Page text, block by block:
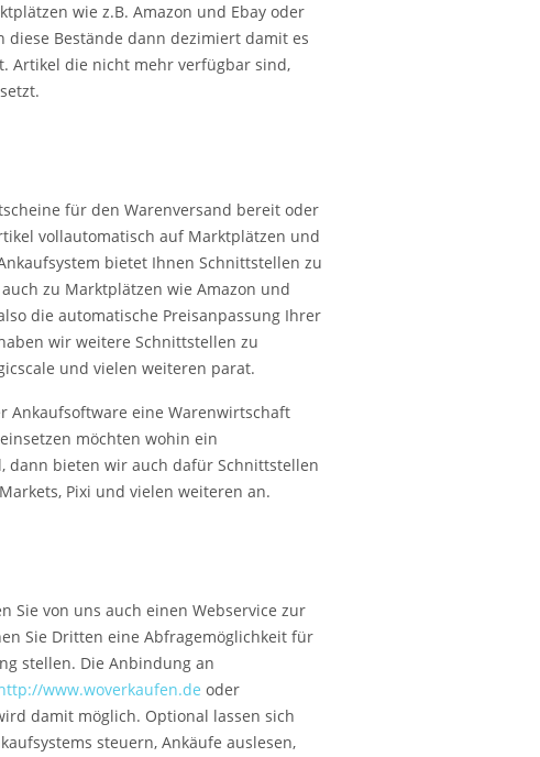
wie z.B. Amazon und Ebay oder
Bestände dann dezimiert damit es
Artikel die nicht mehr verfügbar sind,
für den Warenversand bereit oder
vollautomatisch auf Marktplätzen und
bietet Ihnen Schnittstellen zu
zu Marktplätzen wie Amazon und
die automatische Preisanpassung Ihrer
wir weitere Schnittstellen zu
und vielen weiteren parat.
Ankaufsoftware eine Warenwirtschaft
möchten wohin ein
dann bieten wir auch dafür Schnittstellen
Pixi und vielen weiteren an.
Sie von uns auch einen Webservice zur
Sie Dritten eine Abfragemöglichkeit für
stellen. Die Anbindung an
www.woverkaufen.de oder
damit möglich. Optional lassen sich
steuern, Ankäufe auslesen,